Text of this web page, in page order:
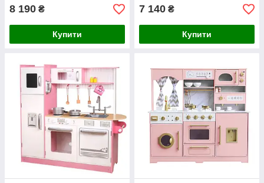
8 190 ₴
Купити
7 140 ₴
Купити